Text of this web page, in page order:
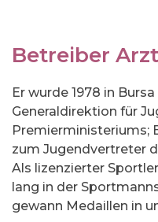
Betreiber
Er wurde 1978 in
Generaldirektion für
Premierministeriums;
zum Jugendvertreter
Als lizenzierter
lang in der
gewann Medaillen in